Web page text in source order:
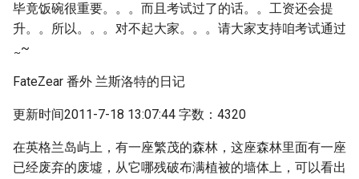
毕竟饭碗很重要。。。而且考试过了的话。。工资还会提
升。。所以。。。对不起大家。。。请大家支持咱考试通过
~~
FateZear 番外 兰斯洛特的日记
更新时间2011-7-18 13:07:44 字数：4320
在英格兰岛屿上，有一座繁茂的森林，这座森林里面有一座
已经废弃的废墟，从它哪残破布满植被的墙体上，可以看出